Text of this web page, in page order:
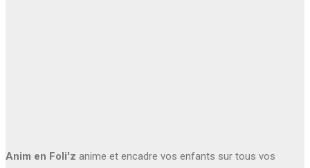
Anim en Foli'z anime et encadre vos enfants sur tous vos